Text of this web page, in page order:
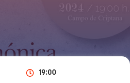
19:00